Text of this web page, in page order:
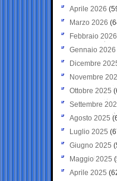
Aprile 2026
Marzo 2026
Febbraio 2026
Gennaio 2026
Dicembre
Novembre
Ottobre 2025
Settembre
Agosto 2025
Luglio 2025
Giugno 2025
Maggio 2025
Aprile 2025